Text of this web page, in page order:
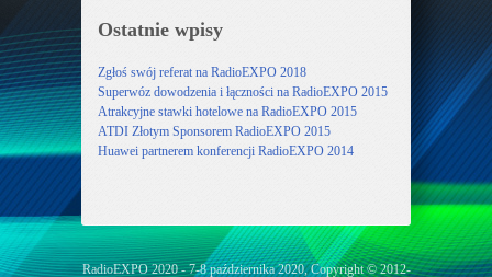
Ostatnie wpisy
Zgłoś swój referat na RadioEXPO 2018
Superwóz dowodzenia i łączności na RadioEXPO 2015
Atrakcyjne stawki hotelowe na RadioEXPO 2015
ATDI Złotym Sponsorem RadioEXPO 2015
Huawei partnerem konferencji RadioEXPO 2014
RadioEXPO 2020 - 7-8 października 2020, Copyright © 2012-